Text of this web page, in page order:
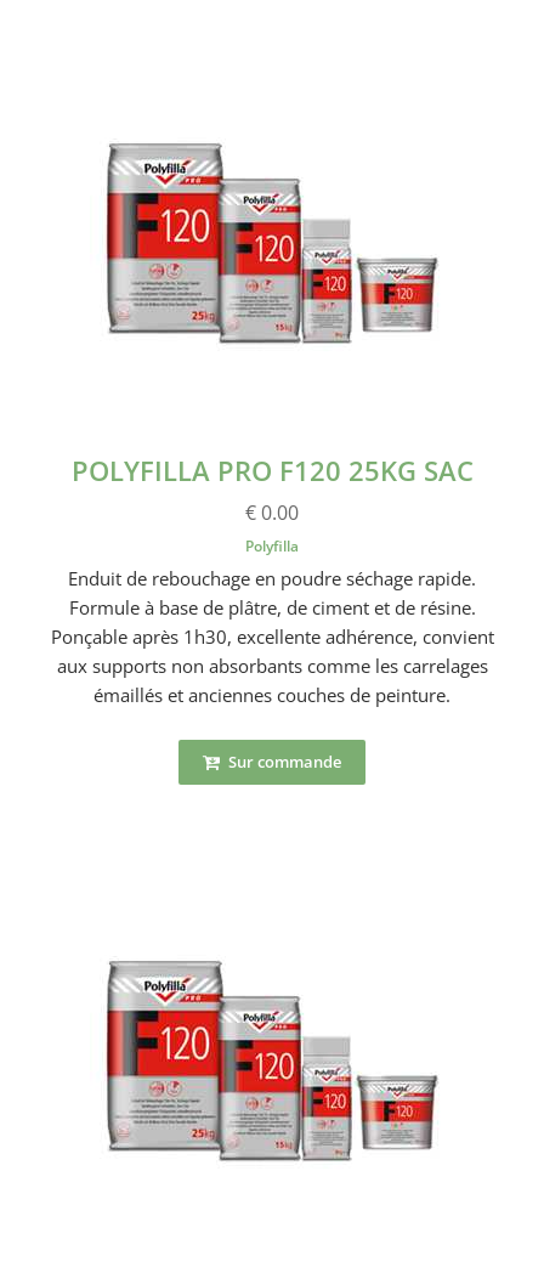
POLYFILLA PRO F120 25KG SAC
€ 0.00
Polyfilla
Enduit de rebouchage en poudre séchage rapide.
Formule à base de plâtre, de ciment et de résine.
Ponçable après 1h30, excellente adhérence, convient
aux supports non absorbants comme les carrelages
émaillés et anciennes couches de peinture.
Sur commande